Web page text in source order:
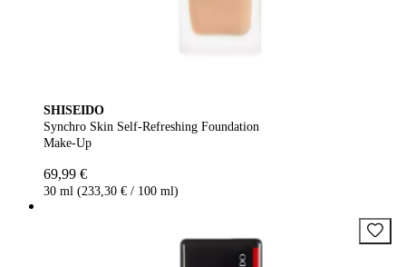
SHISEIDO
Synchro Skin Self-Refreshing Foundation
Make-Up
69,99 €
30 ml (233,30 € / 100 ml)